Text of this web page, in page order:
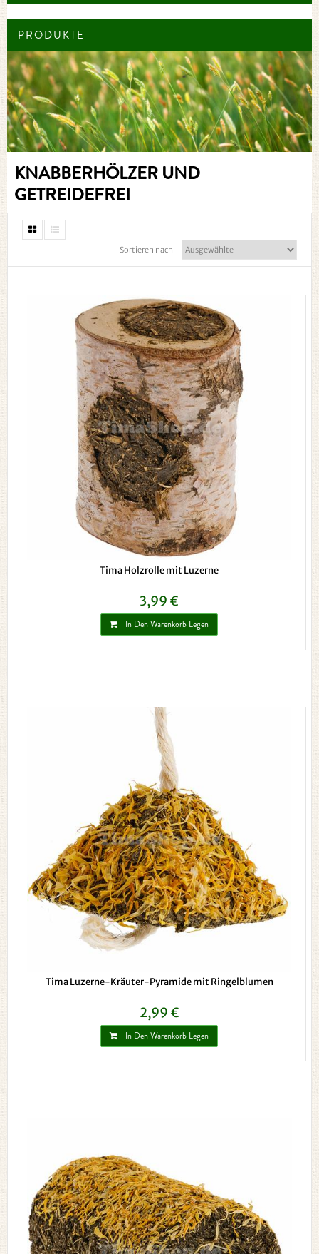
PRODUKTE
KNABBERHÖLZER UND
GETREIDEFREI
Sortieren nach
Tima Holzrolle mit Luzerne
3,99 €
In Den Warenkorb Legen
Tima Luzerne-Kräuter-Pyramide mit Ringelblumen
2,99 €
In Den Warenkorb Legen